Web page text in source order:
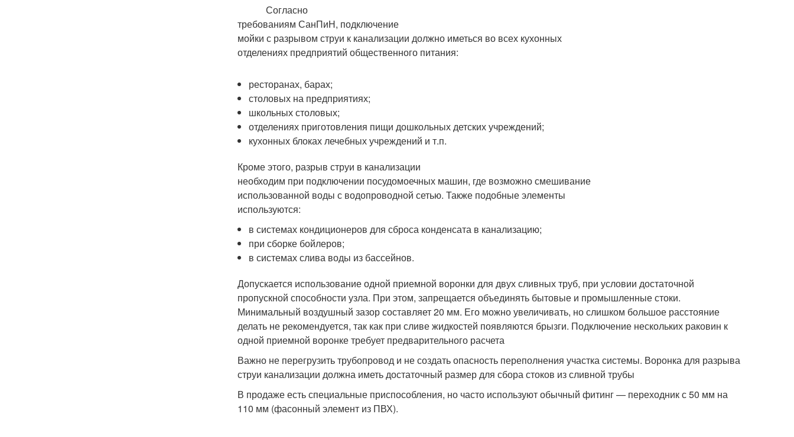
Согласно
требованиям СанПиН, подключение
мойки с разрывом струи к канализации должно иметься во всех кухонных
отделениях предприятий общественного питания:
ресторанах, барах;
столовых на предприятиях;
школьных столовых;
отделениях приготовления пищи дошкольных детских учреждений;
кухонных блоках лечебных учреждений и т.п.
Кроме этого, разрыв струи в канализации
необходим при подключении посудомоечных машин, где возможно смешивание
использованной воды с водопроводной сетью. Также подобные элементы
используются:
в системах кондиционеров для сброса конденсата в канализацию;
при сборке бойлеров;
в системах слива воды из бассейнов.
Допускается использование одной приемной воронки для двух сливных труб, при условии достаточной
пропускной способности узла. При этом, запрещается объединять бытовые и промышленные стоки.
Минимальный воздушный зазор составляет 20 мм. Его можно увеличивать, но слишком большое расстояние
делать не рекомендуется, так как при сливе жидкостей появляются брызги. Подключение нескольких раковин к
одной приемной воронке требует предварительного расчета
Важно не перегрузить трубопровод и не создать опасность переполнения участка системы. Воронка для разрыва
струи канализации должна иметь достаточный размер для сбора стоков из сливной трубы
В продаже есть специальные приспособления, но часто используют обычный фитинг — переходник с 50 мм на
110 мм (фасонный элемент из ПВХ).